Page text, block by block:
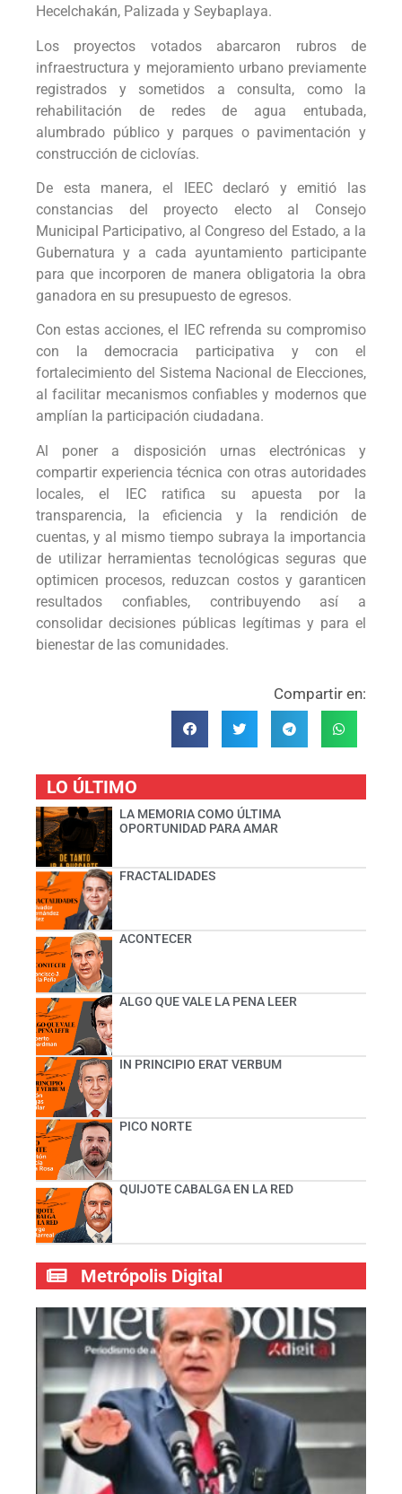
Hecelchakán, Palizada y Seybaplaya.
Los proyectos votados abarcaron rubros de
infraestructura y mejoramiento urbano previamente
registrados y sometidos a consulta, como la
rehabilitación de redes de agua entubada,
alumbrado público y parques o pavimentación y
construcción de ciclovías.
De esta manera, el IEEC declaró y emitió las
constancias del proyecto electo al Consejo
Municipal Participativo, al Congreso del Estado, a la
Gubernatura y a cada ayuntamiento participante
para que incorporen de manera obligatoria la obra
ganadora en su presupuesto de egresos.
Con estas acciones, el IEC refrenda su compromiso
con la democracia participativa y con el
fortalecimiento del Sistema Nacional de Elecciones,
al facilitar mecanismos confiables y modernos que
amplían la participación ciudadana.
Al poner a disposición urnas electrónicas y
compartir experiencia técnica con otras autoridades
locales, el IEC ratifica su apuesta por la
transparencia, la eficiencia y la rendición de
cuentas, y al mismo tiempo subraya la importancia
de utilizar herramientas tecnológicas seguras que
optimicen procesos, reduzcan costos y garanticen
resultados confiables, contribuyendo así a
consolidar decisiones públicas legítimas y para el
bienestar de las comunidades.
Compartir en:
LO ÚLTIMO
LA MEMORIA COMO ÚLTIMA
OPORTUNIDAD PARA AMAR
FRACTALIDADES
ACONTECER
ALGO QUE VALE LA PENA LEER
IN PRINCIPIO ERAT VERBUM
PICO NORTE
QUIJOTE CABALGA EN LA RED
Metrópolis Digital